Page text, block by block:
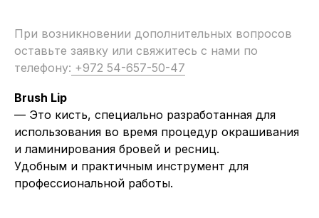
При возникновении дополнительных вопросов
оставьте заявку или свяжитесь с нами по
телефону: +972 54-657-50-47
Brush Lip
— Это кисть, специально разработанная для
использования во время процедур окрашивания
и ламинирования бровей и ресниц.
Удобным и практичным инструмент для
профессиональной работы.